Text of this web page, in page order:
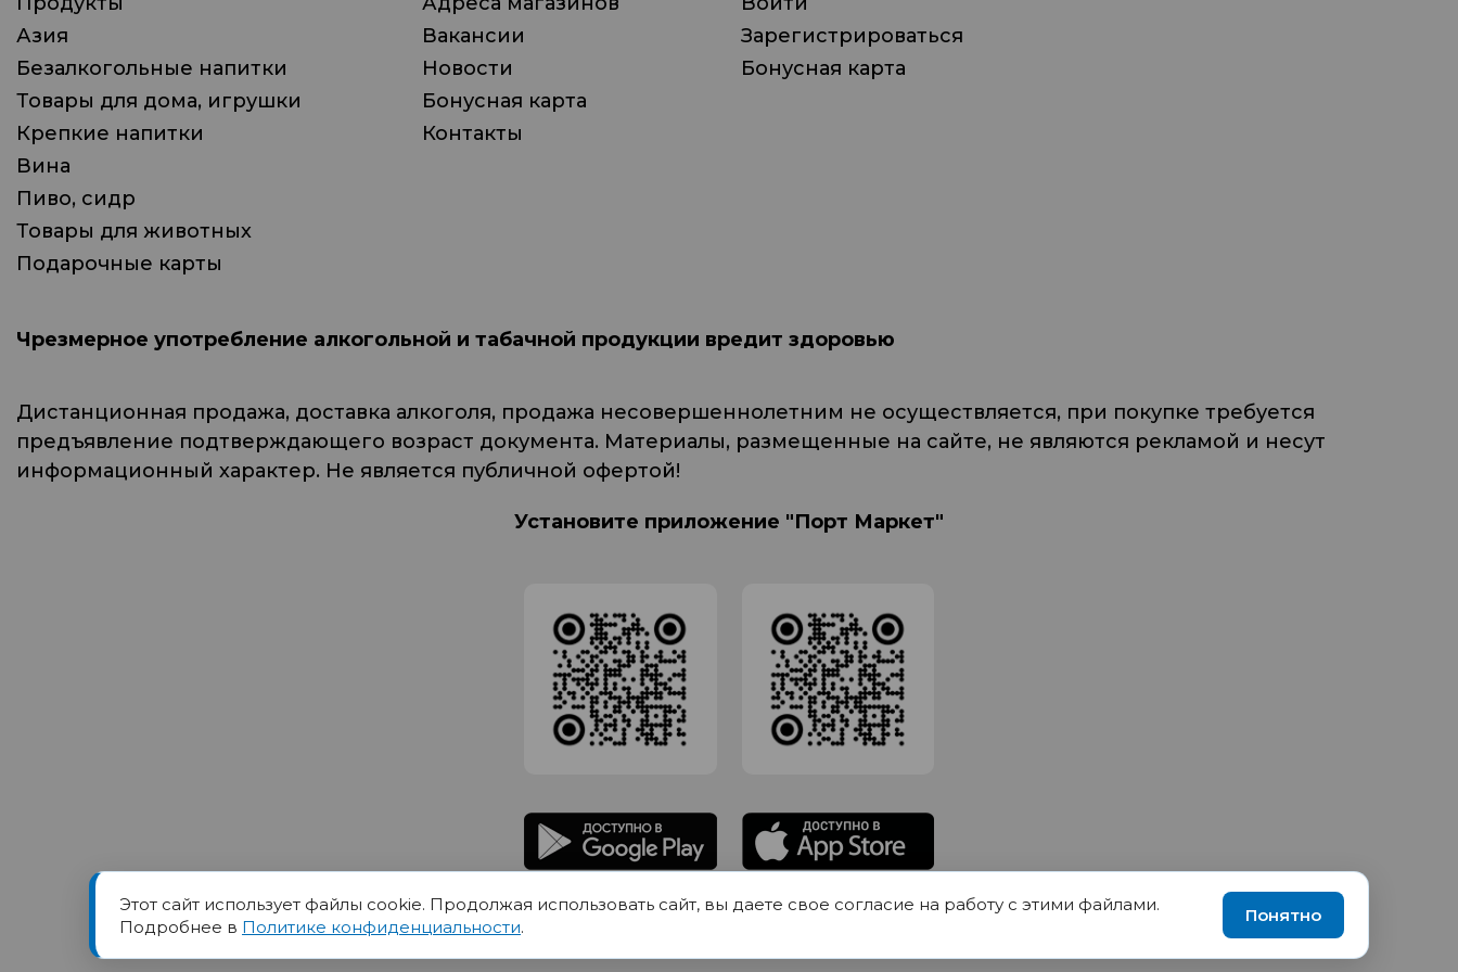
Азия
Безалкогольные напитки
Товары для дома, игрушки
Крепкие напитки
Вина
Пиво, сидр
Товары для животных
Подарочные карты
Вакансии
Новости
Бонусная карта
Контакты
Зарегистрироваться
Бонусная карта
Чрезмерное употребление алкогольной и табачной продукции вредит здоровью
Дистанционная продажа, доставка алкоголя, продажа несовершеннолетним не осуществляется, при покупке требуется
предъявление подтверждающего возраст документа. Материалы, размещенные на сайте, не являются рекламой и несут
информационный характер. Не является публичной офертой!
Установите приложение "Порт Маркет"
Товарный знак ПОРТ принадлежит Обществу с Ограниченной ответственностью СИГМАТОРГ, ОГРН 1191690035570, ИНН 1655417189
Юр.адрес 420012 Казань переулок Щербаковский дом 7, пом 1013, офис 5
Этот сайт использует файлы cookie. Продолжая использовать сайт, вы даете свое согласие на работу с этими файлами.
Подробнее в Политике конфиденциальности.
Понятно